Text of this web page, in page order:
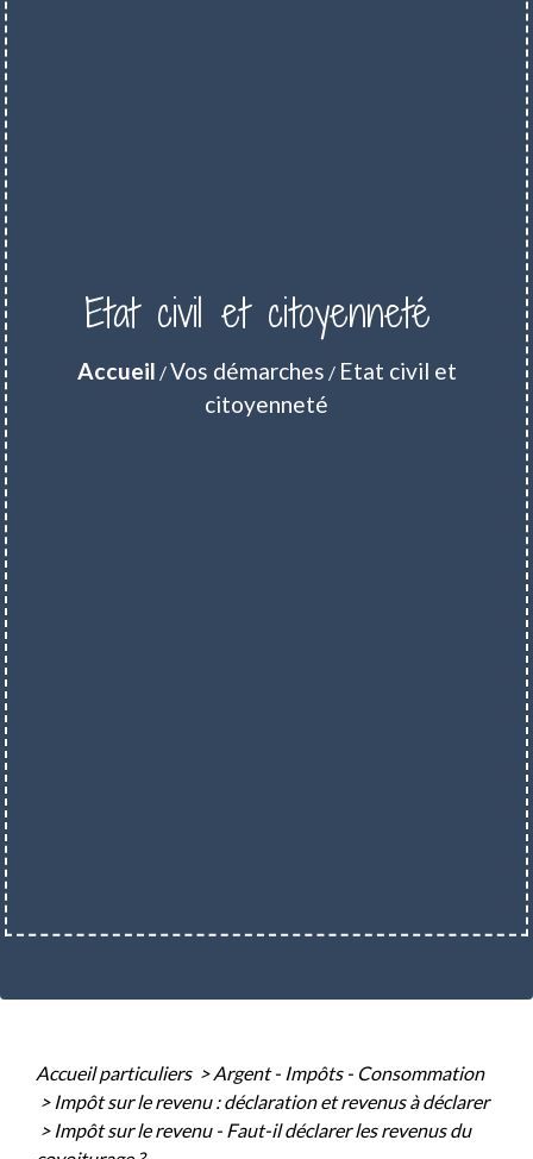
Etat civil et citoyenneté
Accueil /Vos démarches / Etat civil et
citoyenneté
Accueil particuliers > Argent - Impôts - Consommation
> Impôt sur le revenu : déclaration et revenus à déclarer
> Impôt sur le revenu - Faut-il déclarer les revenus du